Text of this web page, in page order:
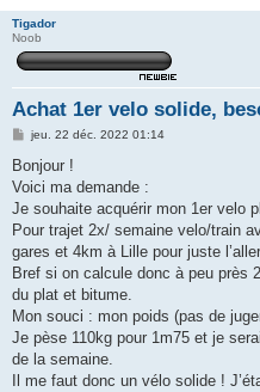
Tigador
Noob
Achat 1er velo solide,
M
s
a
g
jeu. 22 déc. 2022 01:14
Bonjour !
Voici ma demande :
Je souhaite acquérir mon 1er velo
Pour trajet 2x/ semaine velo/train
gares et 4km à Lille pour juste
Bref si on calcule donc à peu près
du plat et bitume.
Mon souci : mon poids (pas de
Je pèse 110kg pour 1m75 et je
de la semaine.
Il me faut donc un vélo solide !